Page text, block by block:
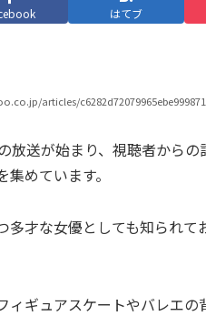
はてブ
articles/
放送が始まり、視聴者から
めています。
多才な女優としても知られ
ィギュアスケートやバレエ